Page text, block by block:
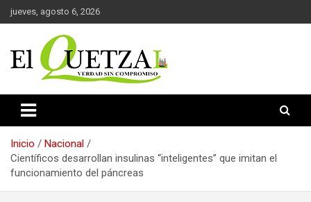
Saltar
al
jueves, agosto 6, 2026
El Quetzal de Cholula
Inicio
Nacional
Científicos desarrollan insulinas “inteligentes” que imitan el
funcionamiento del páncreas